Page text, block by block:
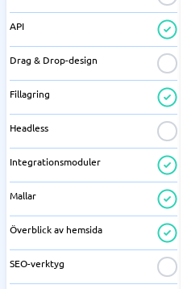
API
Drag & Drop-design
Fillagring
Headless
Integrationsmoduler
Mallar
Överblick av hemsida
SEO-verktyg